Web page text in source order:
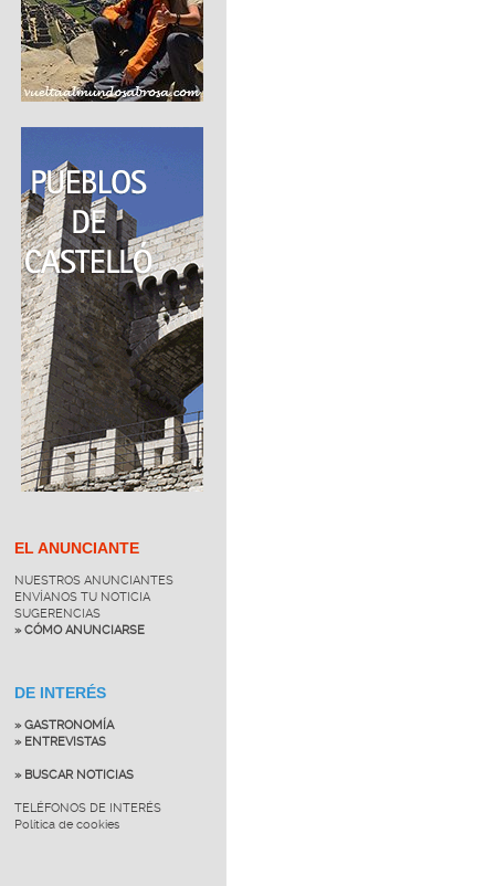
EL ANUNCIANTE
NUESTROS ANUNCIANTES
ENVÍANOS TU NOTICIA
SUGERENCIAS
» CÓMO ANUNCIARSE
DE INTERÉS
» GASTRONOMÍA
» ENTREVISTAS
» BUSCAR NOTICIAS
TELÉFONOS DE INTERÉS
Política de cookies